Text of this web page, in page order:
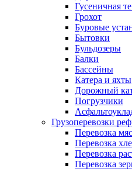
Гусеничная
Грохот
Буровые
Бытовки
Бульдозеры
Балки
Бассейны
Катера и яхты
Дорожный
Погрузчики
Грузоперевозки
Перевозка
Перевозка
Перевозка
Перевозка